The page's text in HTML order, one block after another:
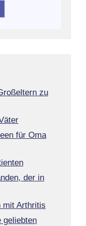
zu
für Oma
der in
mit Arthritis
geliebten